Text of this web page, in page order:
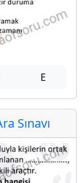
E
Sınavı